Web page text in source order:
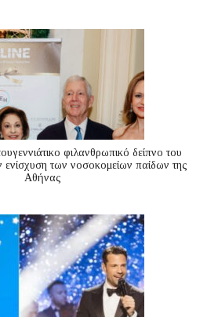
φιλανθρωπικό δείπνο του
των νοσοκομείων παίδων της
Αθήνας